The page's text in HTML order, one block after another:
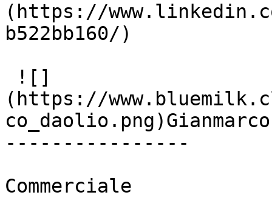
(https://
b522bb160/)
(https://
----------------
Commerciale